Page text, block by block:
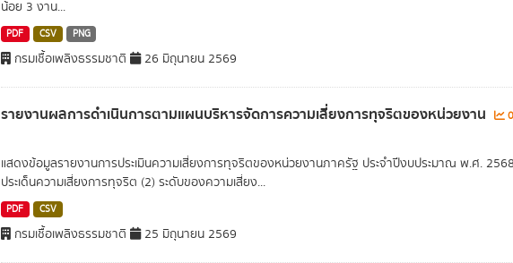
น้อย 3 งาน...
PDF CSV PNG
กรมเชื้อเพลิงธรรมชาติ 26 มิถุนายน 2569
รายงานผลการดำเนินการตามแผนบริหารจัดการความเสี่ยงการทุจริตของหน่วยงาน 0
แสดงข้อมูลรายงานการประเมินความเสี่ยงการทุจริตของหน่วยงานภาครัฐ ประจำปีงบประมาณ พ.ศ.
ประเด็นความเสี่ยงการทุจริต (2) ระดับของความเสี่ยง...
PDF CSV
กรมเชื้อเพลิงธรรมชาติ 25 มิถุนายน 2569